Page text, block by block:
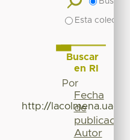
http://
Esta
Buscar
en RI
Por
Fecha
de
publicación
Autor